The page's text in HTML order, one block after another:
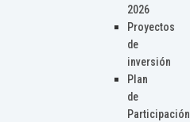
2026
Proyectos
de
inversión
Plan
de
Participación